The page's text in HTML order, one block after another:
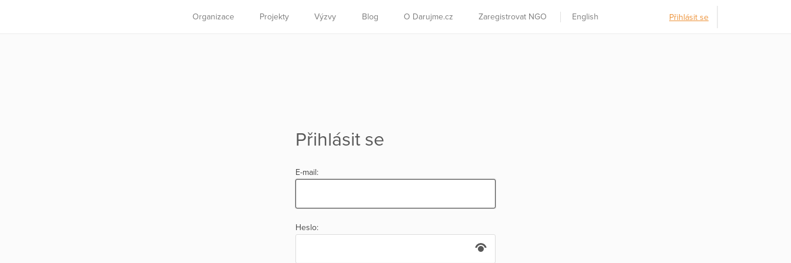
Organizace Projekty Výzvy Blog O Darujme.cz Zaregistrovat NGO English Přihlásit se
Přihlásit se
E-mail:
Heslo: